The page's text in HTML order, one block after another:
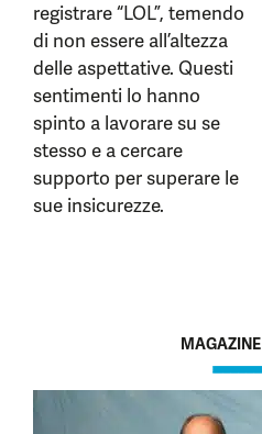
registrare “LOL”, temendo
di non essere all’altezza
delle aspettative. Questi
sentimenti lo hanno
spinto a lavorare su se
stesso e a cercare
supporto per superare le
sue insicurezze.
MAGAZINE